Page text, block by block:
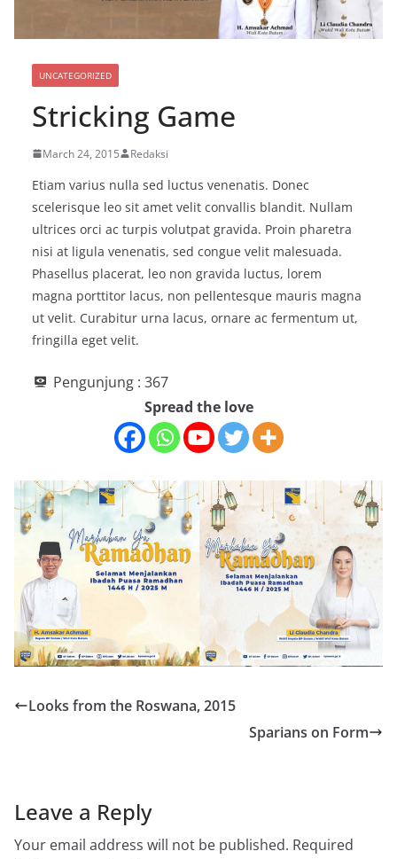
UNCATEGORIZED
Stricking Game
March 24, 2015 Redaksi
Etiam varius nulla sed luctus venenatis. Donec
scelerisque leo sit amet velit convallis blandit. Nullam
ultrices orci ac turpis volutpat gravida. Proin pharetra
nisi at ligula venenatis, sed congue velit malesuada.
Phasellus placerat, leo non gravida luctus, lorem
magna porttitor lacus, non pellentesque mauris magna
ut velit. Curabitur urna lacus, ornare ac fermentum ut,
fringilla eget velit.
Pengunjung : 367
Spread the love
Looks from the Roswana, 2015
Sparians on Form
Leave a Reply
Your email address will not be published. Required